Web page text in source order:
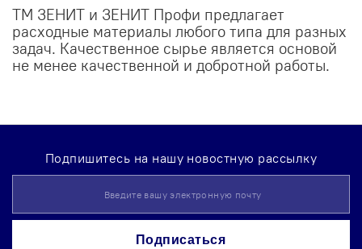
ТМ ЗЕНИТ и ЗЕНИТ Профи предлагает
расходные материалы любого типа для разных
задач. Качественное сырье является основой
не менее качественной и добротной работы.
Подпишитесь на нашу новостную рассылку
Up
for
Newsletter:
Подписаться